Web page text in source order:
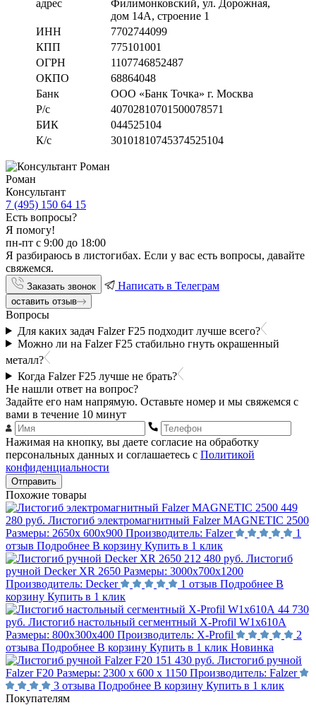
адрес Филимонковский, ул. Дорожная,
дом 14А, строение 1
ИНН
7702744099
КПП
775101001
ОГРН
1107746852487
ОКПО
68864048
Банк
ООО «Банк Точка» г. Москва
Р/с
40702810701500078571
БИК
044525104
К/с
30101810745374525104
Роман
Консультант
7 (495) 150 64 15
Есть вопросы?
Я помогу!
пн-пт с 9:00 до 18:00
Я разбираюсь в листогибах. Если у вас есть вопросы, давайте
свяжемся.
Заказать звонок Написать в Телеграм
оставить отзыв
Вопросы
Для каких задач Falzer F25 подходит лучше всего?
Можно ли на Falzer F25 стабильно гнуть окрашенный
металл?
Когда Falzer F25 лучше не брать?
Не нашли ответ на вопрос?
Задайте его нам напрямую. Оставьте номер и мы свяжемся с
вами в течение 10 минут
Нажимая на кнопку, вы даете согласие на обработку
персональных данных и соглашаетесь с Политикой
конфиденциальности
Отправить
Похожие товары
449
280 руб. Листогиб электромагнитный Falzer MAGNETIC 2500
Размеры: 2650х 600х900 Производитель: Falzer
1
отзыв Подробнее В корзину Купить в 1 клик
212 480 руб. Листогиб
ручной Decker XR 2650 Размеры: 3000x700x1200
Производитель: Decker 1 отзыв Подробнее В
корзину Купить в 1 клик
44 730
руб. Листогиб настольный сегментный X-Profil W1х610А
Размеры: 800х300х400 Производитель: X-Profil
2
отзыва Подробнее В корзину Купить в 1 клик Новинка
151 430 руб. Листогиб ручной
Falzer F20 Размеры: 2300 х 600 х 1150 Производитель: Falzer
3 отзыва Подробнее В корзину Купить в 1 клик
Покупателям